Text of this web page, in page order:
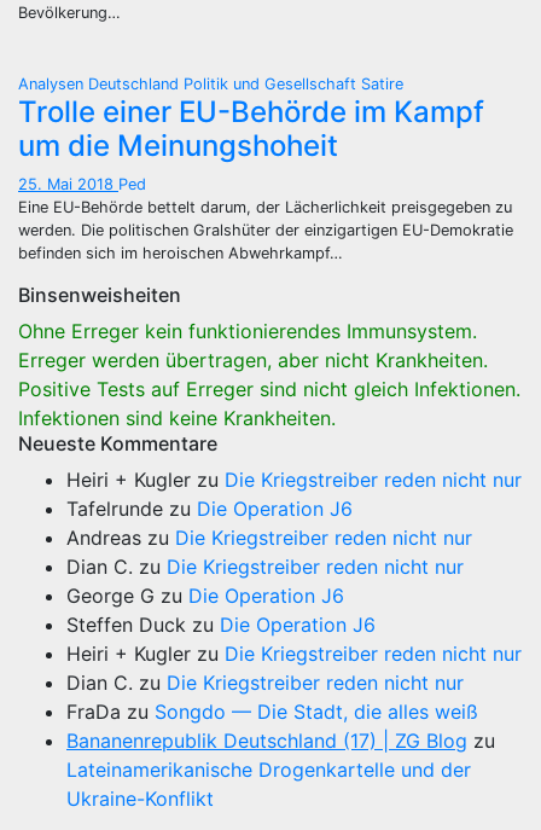
Bevölkerung…
Analysen Deutschland Politik und Gesellschaft Satire
Trolle einer EU-Behörde im Kampf
um die Meinungshoheit
25. Mai 2018 Ped
Eine EU-Behörde bettelt darum, der Lächerlichkeit preisgegeben zu
werden. Die politischen Gralshüter der einzigartigen EU-Demokratie
befinden sich im heroischen Abwehrkampf…
Binsenweisheiten
Ohne Erreger kein funktionierendes Immunsystem.
Erreger werden übertragen, aber nicht Krankheiten.
Positive Tests auf Erreger sind nicht gleich Infektionen.
Infektionen sind keine Krankheiten.
Neueste Kommentare
Heiri + Kugler zu Die Kriegstreiber reden nicht nur
Tafelrunde zu Die Operation J6
Andreas zu Die Kriegstreiber reden nicht nur
Dian C. zu Die Kriegstreiber reden nicht nur
George G zu Die Operation J6
Steffen Duck zu Die Operation J6
Heiri + Kugler zu Die Kriegstreiber reden nicht nur
Dian C. zu Die Kriegstreiber reden nicht nur
FraDa zu Songdo — Die Stadt, die alles weiß
Bananenrepublik Deutschland (17) | ZG Blog zu
Lateinamerikanische Drogenkartelle und der
Ukraine-Konflikt